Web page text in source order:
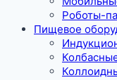
Роботы-
Пищевое